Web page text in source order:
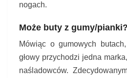
nogach.
Może buty z gumy/pianki?
Mówiąc o gumowych
głowy przychodzi jedna
naśladowców.